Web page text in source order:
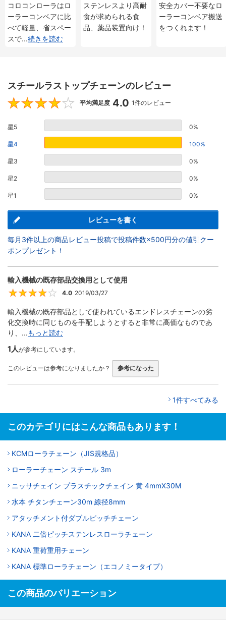
コロコンローラはロ
ーラーコンベアに比
べて軽量、省スペー
スで...続きを読む
ステンレスより高耐
食が求められる食
品、薬品装置向け！
安全カバー不要なロ
ーラーコンベア搬送
をつくれます！
スチールラストップチェーンのレビュー
4
平均満足度 4.0 1件のレビュー
星5 0%
星4 100%
星3 0%
星2 0%
星1 0%
レビューを書く
毎月3件以上の商品レビュー投稿で投稿件数×500円分の値引クー
ポンプレゼント！
輸入機械の既存部品交換用として使用
4
4.0 2019/03/27
輸入機械の既存部品として使われているエンドレスチェーンの劣
化交換時に同じものを手配しようとすると非常に高価なものであ
り、...もっと読む
1人が参考にしています。
このレビューは参考になりましたか？ 参考になった
1件すべてみる
このカテゴリにはこんな商品もあります！
KCMローラチェーン（JIS規格品）
ローラーチェーン スチール 3m
ニッサチェイン プラスチックチェイン 黄 4mmX30M
水本 チタンチェーン30m 線径8mm
アタッチメント付ダブルピッチチェーン
KANA 二倍ピッチステンレスローラチェーン
KANA 重荷重用チェーン
KANA 標準ローラチェーン（エコノミータイプ）
この商品のバリエーション